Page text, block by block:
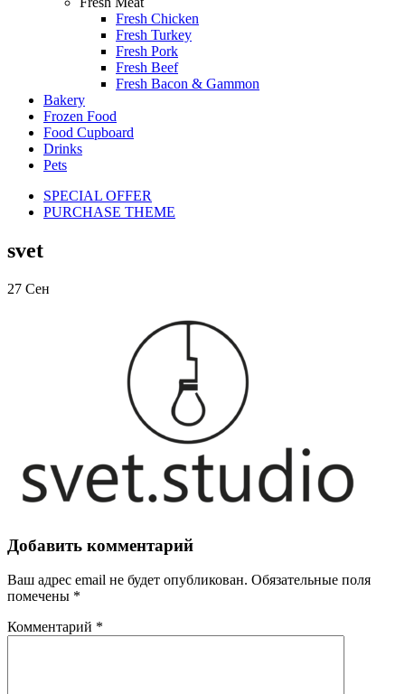
Fresh Chicken
Fresh Turkey
Fresh Pork
Fresh Beef
Fresh Bacon & Gammon
Bakery
Frozen Food
Food Cupboard
Drinks
Pets
SPECIAL OFFER
PURCHASE THEME
svet
27 Сен
Добавить комментарий
Ваш адрес email не будет опубликован. Обязательные поля
помечены *
Комментарий *